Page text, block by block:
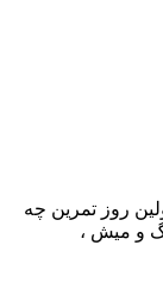
روز تمرین چه
و میش ،